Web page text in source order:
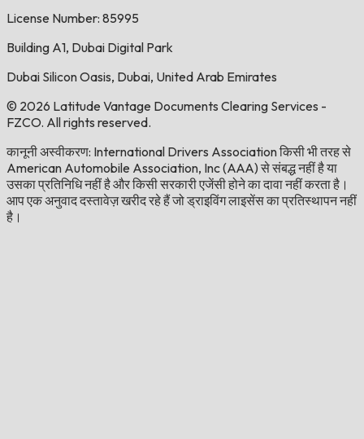
License Number: 85995
Building A1, Dubai Digital Park
Dubai Silicon Oasis, Dubai, United Arab Emirates
© 2026 Latitude Vantage Documents Clearing Services -
FZCO. All rights reserved.
कानूनी अस्वीकरण: International Drivers Association किसी भी तरह से
American Automobile Association, Inc (AAA) से संबद्ध नहीं है या
उसका प्रतिनिधि नहीं है और किसी सरकारी एजेंसी होने का दावा नहीं करता है।
आप एक अनुवाद दस्तावेज़ खरीद रहे हैं जो ड्राइविंग लाइसेंस का प्रतिस्थापन नहीं
है।